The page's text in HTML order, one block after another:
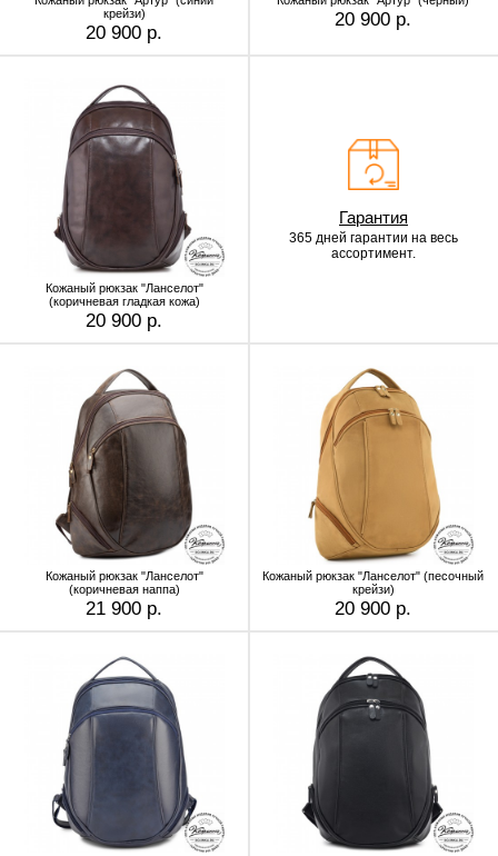
крейзи)
20 900 р.
20 900 р.
Кожаный рюкзак "Ланселот"
(коричневая гладкая кожа)
20 900 р.
Гарантия
365 дней гарантии на весь
ассортимент.
Кожаный рюкзак "Ланселот"
(коричневая наппа)
21 900 р.
Кожаный рюкзак "Ланселот" (песочный
крейзи)
20 900 р.